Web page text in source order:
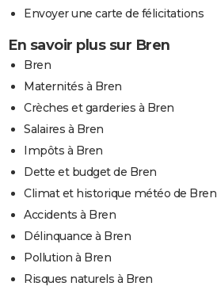
Envoyer une carte de félicitations
En savoir plus sur Bren
Bren
Maternités à Bren
Crèches et garderies à Bren
Salaires à Bren
Impôts à Bren
Dette et budget de Bren
Climat et historique météo de Bren
Accidents à Bren
Délinquance à Bren
Pollution à Bren
Risques naturels à Bren